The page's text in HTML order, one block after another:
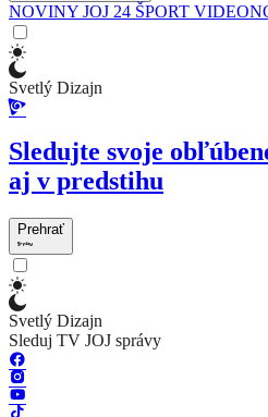
NOVINY JOJ 24 ŠPORT
Svetlý Dizajn
Sledujte svoje
aj v predstihu
Prehrať
Svetlý Dizajn
Sleduj TV JOJ správy